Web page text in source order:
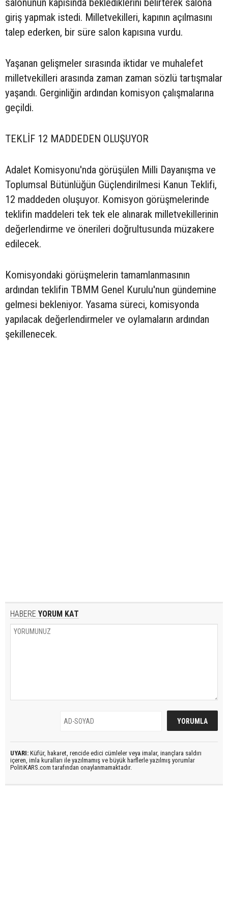
salonunun kapısında beklediklerini belirterek salona
giriş yapmak istedi. Milletvekilleri, kapının açılmasını
talep ederken, bir süre salon kapısına vurdu.
Yaşanan gelişmeler sırasında iktidar ve muhalefet
milletvekilleri arasında zaman zaman sözlü tartışmalar
yaşandı. Gerginliğin ardından komisyon çalışmalarına
geçildi.
TEKLİF 12 MADDEDEN OLUŞUYOR
Adalet Komisyonu'nda görüşülen Milli Dayanışma ve
Toplumsal Bütünlüğün Güçlendirilmesi Kanun Teklifi,
12 maddeden oluşuyor. Komisyon görüşmelerinde
teklifin maddeleri tek tek ele alınarak milletvekillerinin
değerlendirme ve önerileri doğrultusunda müzakere
edilecek.
Komisyondaki görüşmelerin tamamlanmasının
ardından teklifin TBMM Genel Kurulu'nun gündemine
gelmesi bekleniyor. Yasama süreci, komisyonda
yapılacak değerlendirmeler ve oylamaların ardından
şekillenecek.
HABERE YORUM KAT
UYARI: Küfür, hakaret, rencide edici cümleler veya imalar, inançlara saldırı
içeren, imla kuralları ile yazılmamış ve büyük harflerle yazılmış yorumlar
PolitiKARS.com tarafından onaylanmamaktadır.